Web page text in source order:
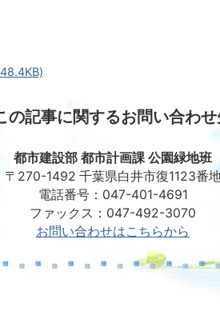
の記事に関するお問い合わ
都市建設部 都市計画課 公園緑地班
〒270-1492 千葉県白井市復1123番
電話番号：047-401-4691
ファックス：047-492-3070
お問い合わせはこちらから